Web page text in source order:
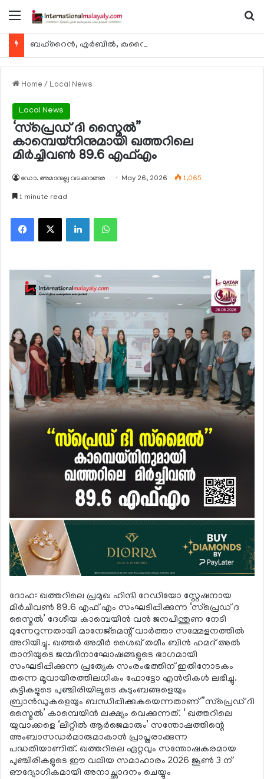
Menu
Home / Local News
Local News
‘സ്‌പ്രെഡ് ദി സ്മൈല്‍”
കാമ്പെയ്നിനുമായി ഖത്തറിലെ
മിര്‍ച്ചിവണ്‍ 89.6 എഫ്എം
ഡോ. അമാനുല്ല വടക്കാങ്ങര May 26, 2026 1,065
1 minute read
Facebook
X LinkedInWhatsApp
ദോഹ: ഖത്തറിലെ പ്രമുഖ ഹിന്ദി റേഡിയോ സ്റ്റേഷനായ
മിര്‍ചിവണ്‍ 89.6 എഫ് എം സംഘടിപ്പിക്കുന്ന ‘സ്പ്രെഡ് ദ
സ്മൈല്‍’ ദേശീയ കാമ്പെയിന്‍ വന്‍ ജനപിന്തുണ നേടി
മുന്നേറുന്നതായി മാനേജ്‌മെന്റ് വാര്‍ത്താ സമ്മേളനത്തില്‍
അറിയിച്ചു. ഖത്തര്‍ അമീര്‍ ശൈഖ് തമീം ബിന്‍ ഹമദ് അല്‍
താനിയുടെ ജന്മദിനാഘോഷങ്ങളുടെ ഭാഗമായി
സംഘടിപ്പിക്കുന്ന പ്രത്യേക സംരംഭത്തിന് ഇതിനോടകം
തന്നെ മൂവായിരത്തിലധികം ഫോട്ടോ എന്‍ട്രികള്‍ ലഭിച്ചു.
കുട്ടികളുടെ പുഞ്ചിരിയിലൂടെ കുടുംബങ്ങളെയും
ബ്രാന്‍ഡുകളെയും ബന്ധിപ്പിക്കുകയെന്നതാണ് ”സ്‌പ്രെഡ് ദി
സ്മൈല്‍’ കാമ്പെയിന്‍ ലക്ഷ്യം വെക്കുന്നത്. ‘ ഖത്തറിലെ
യുവാക്കളെ ‘ലിറ്റില്‍ ആര്‍ജെമാരും’ സന്തോഷത്തിന്റെ
അംബാസഡര്‍മാരുമാകാന്‍ പ്രാപ്തരാക്കുന്ന
പദ്ധതിയാണിത്. ഖത്തറിലെ ഏറ്റവും സന്തോഷകരമായ
പുഞ്ചിരികളുടെ ഈ വലിയ സമാഹാരം 2026 ജൂണ്‍ 3 ന്
ഔദ്യോഗികമായി അനാച്ഛാദനം ചെയ്യും